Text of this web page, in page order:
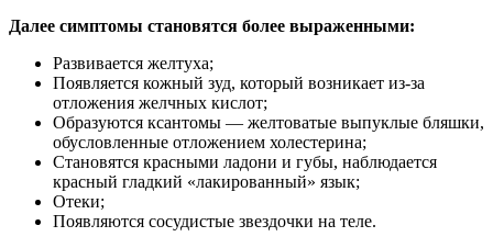
Далее симптомы становятся более выраженными:
Развивается желтуха;
Появляется кожный зуд, который возникает из-за
отложения желчных кислот;
Образуются ксантомы — желтоватые выпуклые бляшки,
обусловленные отложением холестерина;
Становятся красными ладони и губы, наблюдается
красный гладкий «лакированный» язык;
Отеки;
Появляются сосудистые звездочки на теле.